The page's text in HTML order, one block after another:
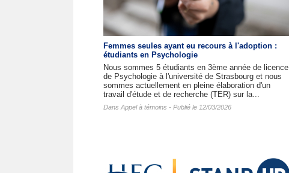
Femmes seules ayant eu recours à l'adoption :
étudiants en Psychologie
Nous sommes 5 étudiants en 3ème année de licence
de Psychologie à l'université de Strasbourg et nous
sommes actuellement en pleine élaboration d'un
travail d'étude et de recherche (TER) sur la...
Dans Appel à témoins - Publié le 12/03/2026